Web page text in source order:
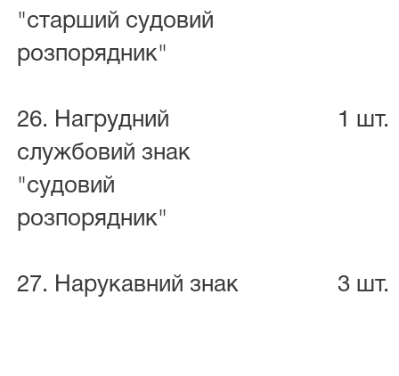
"старший судовий
розпорядник"
26. Нагрудний
службовий знак
"судовий
розпорядник"
1 шт.
27. Нарукавний знак 3 шт.